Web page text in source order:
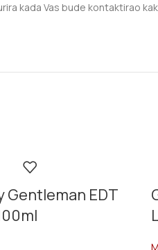
kada Vas bude kontaktirao
Gentleman EDT